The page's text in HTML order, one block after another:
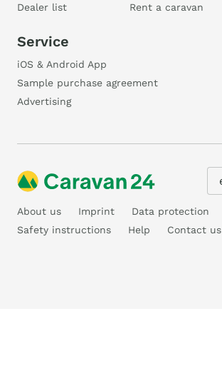
Dealer list Rent a caravan
Service
iOS & Android App
Sample purchase agreement
Advertising
About us Imprint Data protection
Safety instructions
Help Contact us